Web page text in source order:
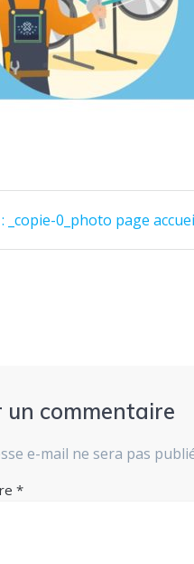
Article
_copie-0_photo page
un commentaire
e-mail ne sera pas
*